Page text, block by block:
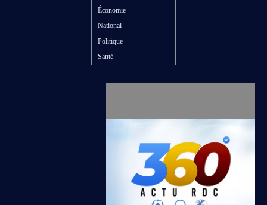
Économie
National
Politique
Santé